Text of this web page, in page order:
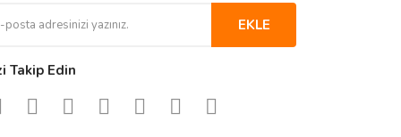
EKLE
Takip Edin